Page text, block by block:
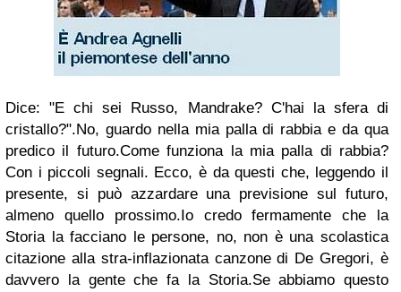
Dice: "E chi sei Russo, Mandrake? C'hai la sfera di
cristallo?".No, guardo nella mia palla di rabbia e da qua
predico il futuro.Come funziona la mia palla di rabbia?
Con i piccoli segnali. Ecco, è da questi che, leggendo il
presente, si può azzardare una previsione sul futuro,
almeno quello prossimo.Io credo fermamente che la
Storia la facciano le persone, no, non è una scolastica
citazione alla stra-inflazionata canzone di De Gregori, è
davvero la gente che fa la Storia.Se abbiamo questo